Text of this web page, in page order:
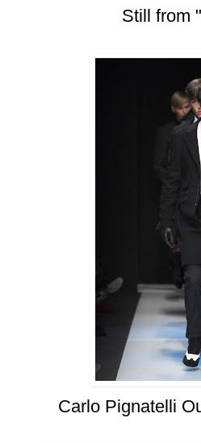
Still from
Carlo Pignatelli